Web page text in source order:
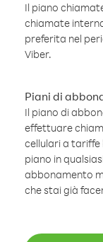
Il piano
chiamate
preferita nel
Viber.
Piani di
Il piano di
effettuare
cellulari a tariffe
piano in
abbonamento
che stai già